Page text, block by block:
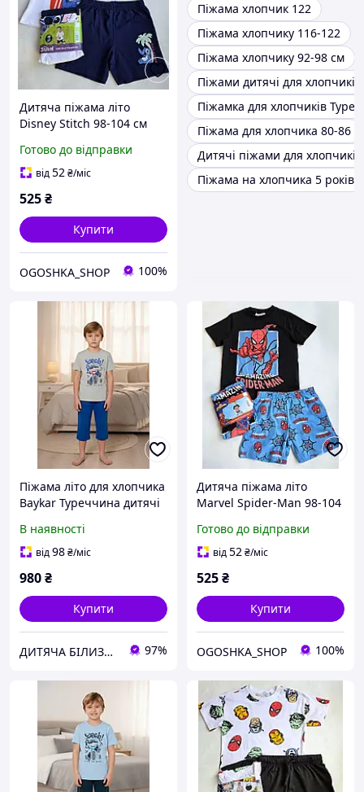
Дитяча піжама літо
Disney Stitch 98-104 см
Готово до відправки
від52₴/міс
525₴
Купити
OGOSHKA_SHOP 100%
Піжама хлопчик 122
Піжама хлопчику 116-122
Піжама хлопчику 92-98 см
Піжами дитячі для
Піжамка для хлопчиків
Піжама для хлопчика 80-86
Дитячі піжами для хлопчиків
Піжама на хлопчика 5 років
Піжама літо для хлопчика
Baykar Туреччина дитячі
арт 9671-167 Сірий
В наявності
від98₴/міс
980₴
Купити
ДИТЯЧА БІЛИЗНА БАЙКАР 97%
Дитяча піжама літо
Marvel Spider-Man 98-104
Готово до відправки
від52₴/міс
525₴
Купити
OGOSHKA_SHOP 100%